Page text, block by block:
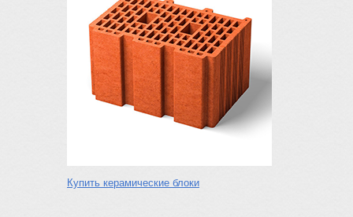
Купить керамические блоки